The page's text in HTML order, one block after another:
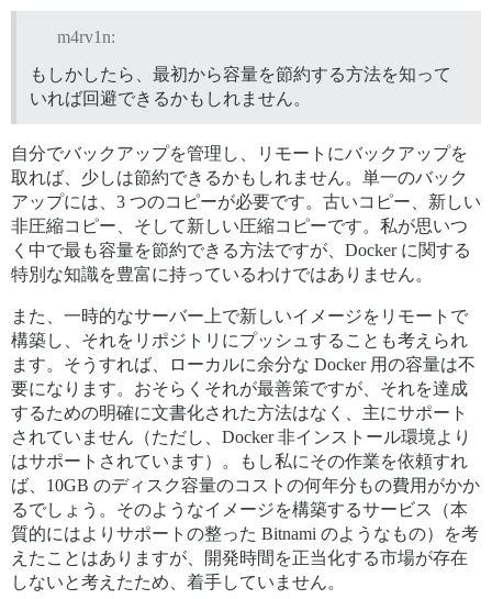
m4rv1n:
もしかしたら、最初から容量を節約する方法を知って
いれば回避できるかもしれません。
自分でバックアップを管理し、リモートにバックアップを
取れば、少しは節約できるかもしれません。単一のバック
アップには、3 つのコピーが必要です。古いコピー、新しい
非圧縮コピー、そして新しい圧縮コピーです。私が思いつ
く中で最も容量を節約できる方法ですが、Docker に関する
特別な知識を豊富に持っているわけではありません。
また、一時的なサーバー上で新しいイメージをリモートで
構築し、それをリポジトリにプッシュすることも考えられ
ます。そうすれば、ローカルに余分な Docker 用の容量は不
要になります。おそらくそれが最善策ですが、それを達成
するための明確に文書化された方法はなく、主にサポート
されていません（ただし、Docker 非インストール環境より
はサポートされています）。もし私にその作業を依頼すれ
ば、10GB のディスク容量のコストの何年分もの費用がかか
るでしょう。そのようなイメージを構築するサービス（本
質的にはよりサポートの整った Bitnami のようなもの）を考
えたことはありますが、開発時間を正当化する市場が存在
しないと考えたため、着手していません。